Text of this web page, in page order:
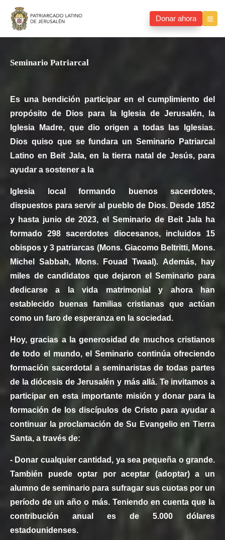
Donar ahora
Seminario Patriarcal
Es una bendición participar en el cumplimiento del
propósito de Dios para la Iglesia de Jerusalén, la
Iglesia Madre, que dio origen a todas las Iglesias.
Dios quiso que se fundara un Seminario Patriarcal
Latino en Beit Jala, en la tierra natal de Jesús, para
ayudar a sostener a la
Iglesia local formando buenos sacerdotes,
dispuestos para servir al pueblo de Dios. Desde 1852
y hasta junio de 2023, el Seminario de Beit Jala ha
formado 298 sacerdotes diocesanos, incluidos 15
obispos y 3 patriarcas (Mons. Giacomo Beltritti, Mons.
Michel Sabbah, Mons. Fouad Twaal). Además, hay
miles de candidatos que dejaron el Seminario para
dedicarse a la vida matrimonial y ahora han
establecido buenas familias cristianas que actúan
como un faro de esperanza en la sociedad.
Hoy, gracias a la generosidad de muchos cristianos
de todo el mundo, el Seminario continúa ofreciendo
formación sacerdotal a seminaristas de todas partes
de la diócesis de Jerusalén y más allá. Te invitamos a
participar en esta importante misión y donar para la
formación de los discípulos de Cristo para ayudar a
continuar la proclamación de Su Evangelio en Tierra
Santa, a través de:
- Donar cualquier cantidad, ya sea pequeña o grande.
También puede optar por aceptar (adoptar) a un
alumno de seminario para sufragar sus cuotas por un
período de un año o más. Teniendo en cuenta que la
contribución anual es de 5.000 dólares
estadounidenses.